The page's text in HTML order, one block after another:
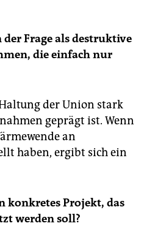
Frage als destruktive
die einfach nur
der Union stark
geprägt ist. Wenn
an
haben, ergibt sich ein
konkretes Projekt, das
werden soll?